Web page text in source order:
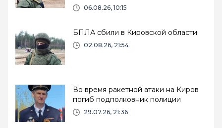
06.08.26, 10:15
БПЛА сбили в Кировской области
02.08.26, 21:54
Во время ракетной атаки на Киров
погиб подполковник полиции
29.07.26, 21:36